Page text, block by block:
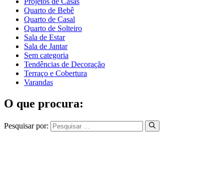
Quarto de Bebê
Quarto de Casal
Quarto de Solteiro
Sala de Estar
Sala de Jantar
Sem categoria
Tendências de Decoração
Terraço e Cobertura
Varandas
O que procura:
Pesquisar por: